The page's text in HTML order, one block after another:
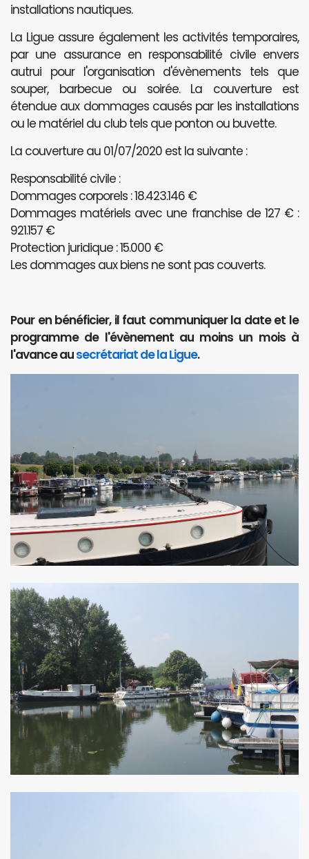
installations nautiques.
La Ligue assure également les activités temporaires,
par une assurance en responsabilité civile envers
autrui pour l'organisation d'évènements tels que
souper, barbecue ou soirée. La couverture est
étendue aux dommages causés par les installations
ou le matériel du club tels que ponton ou buvette.
La couverture au 01/07/2020 est la suivante :
Responsabilité civile :
Dommages corporels : 18.423.146 €
Dommages matériels avec une franchise de 127 € :
921.157 €
Protection juridique : 15.000 €
Les dommages aux biens ne sont pas couverts.
Pour en bénéficier, il faut communiquer la date et le
programme de l'évènement au moins un mois à
l'avance ausecrétariat de la Ligue.